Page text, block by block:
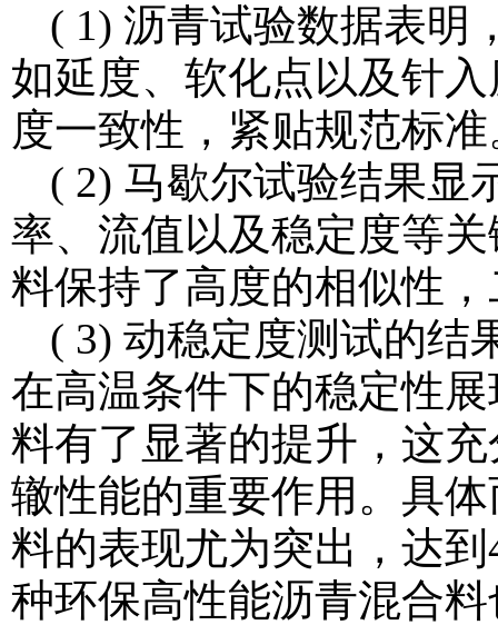
( 1) 沥青试验数据表明
如延度、软化点以及针
度一致性，紧贴规范标准
( 2) 马歇尔试验结果显
率、流值以及稳定度等
料保持了高度的相似性
( 3) 动稳定度测试的结
在高温条件下的稳定性
料有了显著的提升，这
辙性能的重要作用。具
料的表现尤为突出，达
种环保高性能沥青混合料